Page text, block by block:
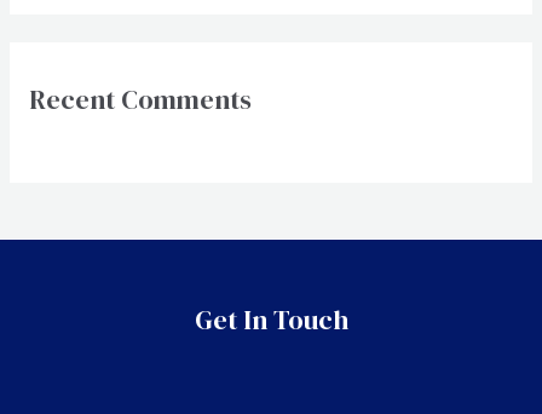
Recent Comments
Get In Touch